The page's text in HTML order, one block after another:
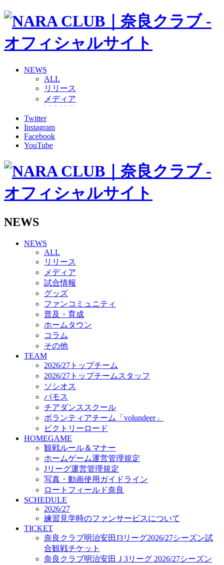
NEWS
ALL
リリース
メディア
グッズ
ファンコミュニティ
普及・育成
ホームタウン
その他
2026/27トップチーム
2026/27トップチームスタッフ
ボランティアチーム「volundeer」
ビクトリーロード
HOMEGAME
観戦ルール＆マナー
ホームゲーム運営管理規定
Jリーグ運営管理規定
写真・動画使用ガイドライン
ロートフィールド奈良
SCHEDULE
2026/27
練習見学時のファンサービスについて
TICKET
奈良クラブ明治安田J3リーグ2026/27シーズン試
合観戦チケット
奈良クラブ明治安田Ｊ3リーグ 2026/27シーズン
「鹿パス」
観戦ルール＆マナー
FANCOMMUNITY
2026/27ファンコミュニティ
サポートショップ
GOODS
オフィシャルストア（実店舗）
オンラインストア
ACADEMY
アカデミーについて
プロジェクト
コーチ&スタッフ
ジュニア
ジュニアユース
ユース
練習拠点（ナラディーア）
SCHOOL
Twitter
Instagram
Facebook
YouTube
NEWS
NEWS
ALL
リリース
メディア
試合情報
グッズ
ファンコミュニティ
普及・育成
ホームタウン
コラム
その他
TEAM
2026/27トップチーム
2026/27トップチームスタッフ
ソシオス
バモス
チアダンススクール
ボランティアチーム「volundeer」
ビクトリーロード
HOMEGAME
観戦ルール＆マナー
ホームゲーム運営管理規定
Jリーグ運営管理規定
写真・動画使用ガイドライン
ロートフィールド奈良
SCHEDULE
2026/27
練習見学時のファンサービスについて
TICKET
奈良クラブ明治安田J3リーグ2026/27シーズン試
合観戦チケット
奈良クラブ明治安田Ｊ3リーグ 2026/27シーズン